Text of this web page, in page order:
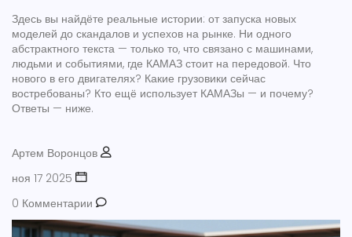
Здесь вы найдёте реальные истории: от запуска новых
моделей до скандалов и успехов на рынке. Ни одного
абстрактного текста — только то, что связано с машинами,
людьми и событиями, где КАМАЗ стоит на передовой. Что
нового в его двигателях? Какие грузовики сейчас
востребованы? Кто ещё использует КАМАЗы — и почему?
Ответы — ниже.
Артем Воронцов
ноя 17 2025
0 Комментарии